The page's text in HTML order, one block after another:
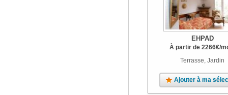
EHPAD
À partir de 2266€/
Terrasse, Jardin
Ajouter à ma